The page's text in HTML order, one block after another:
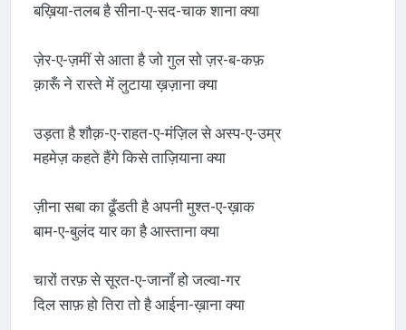
बख़िया-तलब है सीना-ए-सद-चाक शाना क्या
ज़ेर-ए-ज़मीं से आता है जो गुल सो ज़र-ब-कफ़
क़ारूँ ने रास्ते में लुटाया ख़ज़ाना क्या
उड़ता है शौक़-ए-राहत-ए-मंज़िल से अस्प-ए-उम्र
महमेज़ कहते हैंगे किसे ताज़ियाना क्या
ज़ीना सबा का ढूँडती है अपनी मुश्त-ए-ख़ाक
बाम-ए-बुलंद यार का है आस्ताना क्या
चारों तरफ़ से सूरत-ए-जानाँ हो जल्वा-गर
दिल साफ़ हो तिरा तो है आईना-ख़ाना क्या